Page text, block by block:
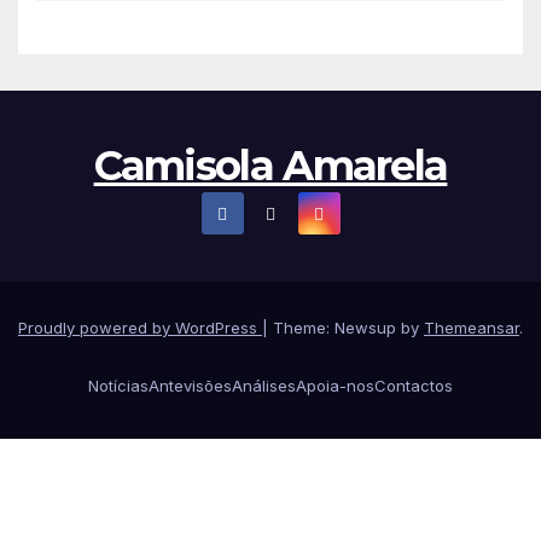
Camisola Amarela
Proudly powered by WordPress Theme: Newsup by Themeansar.
NotíciasAntevisõesAnálisesApoia-nosContactos